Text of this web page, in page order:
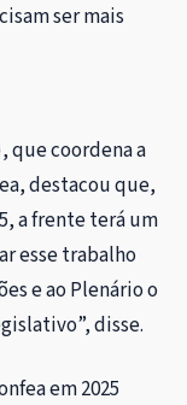
ser mais
que coordena a
destacou que,
a frente terá um
esse trabalho
e ao Plenário o
disse.
em 2025